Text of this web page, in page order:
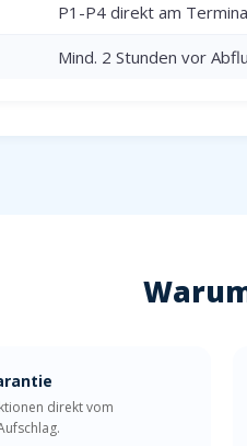
P1-P4 direkt am
Mind. 2 Stunden vor
direkt vom